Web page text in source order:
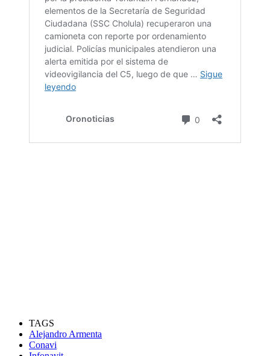
TAGS
Alejandro Armenta
Conavi